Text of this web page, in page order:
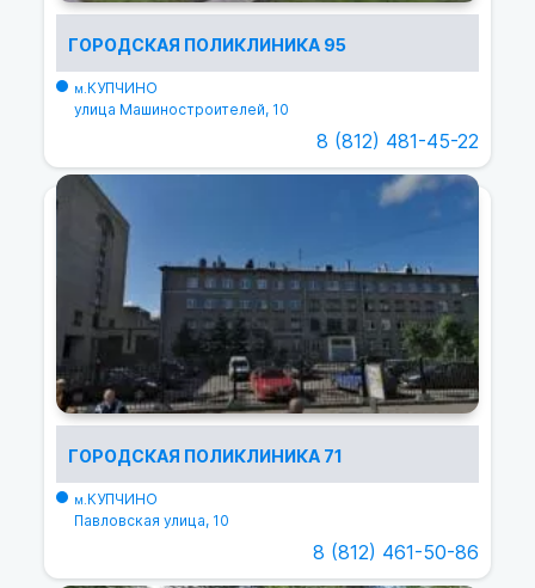
ГОРОДСКАЯ ПОЛИКЛИНИКА 95
м.КУПЧИНО
улица Машиностроителей, 10
8 (812) 481-45-22
ГОРОДСКАЯ ПОЛИКЛИНИКА 71
м.КУПЧИНО
Павловская улица, 10
8 (812) 461-50-86